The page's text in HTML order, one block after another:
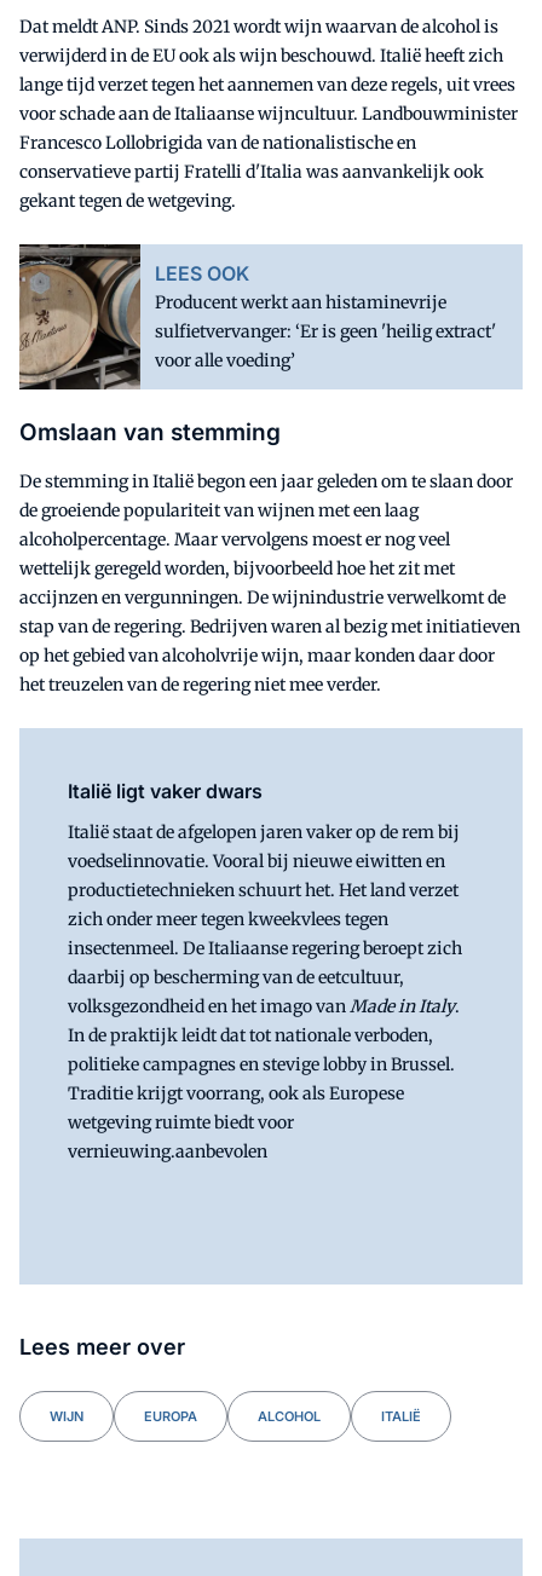
Dat meldt ANP. Sinds 2021 wordt wijn waarvan de alcohol is
verwijderd in de EU ook als wijn beschouwd. Italië heeft zich
lange tijd verzet tegen het aannemen van deze regels, uit vrees
voor schade aan de Italiaanse wijncultuur. Landbouwminister
Francesco Lollobrigida van de nationalistische en
conservatieve partij Fratelli d'Italia was aanvankelijk ook
gekant tegen de wetgeving.
LEES OOK
Producent werkt aan histaminevrije
sulfietvervanger: ‘Er is geen 'heilig extract'
voor alle voeding’
Omslaan van stemming
De stemming in Italië begon een jaar geleden om te slaan door
de groeiende populariteit van wijnen met een laag
alcoholpercentage. Maar vervolgens moest er nog veel
wettelijk geregeld worden, bijvoorbeeld hoe het zit met
accijnzen en vergunningen. De wijnindustrie verwelkomt de
stap van de regering. Bedrijven waren al bezig met initiatieven
op het gebied van alcoholvrije wijn, maar konden daar door
het treuzelen van de regering niet mee verder.
Italië ligt vaker dwars
Italië staat de afgelopen jaren vaker op de rem bij
voedselinnovatie. Vooral bij nieuwe eiwitten en
productietechnieken schuurt het. Het land verzet
zich onder meer tegen kweekvlees tegen
insectenmeel. De Italiaanse regering beroept zich
daarbij op bescherming van de eetcultuur,
volksgezondheid en het imago vanMade in Italy.
In de praktijk leidt dat tot nationale verboden,
politieke campagnes en stevige lobby in Brussel.
Traditie krijgt voorrang, ook als Europese
wetgeving ruimte biedt voor
vernieuwing.aanbevolen
Lees meer over
WIJN EUROPA ALCOHOL ITALIË